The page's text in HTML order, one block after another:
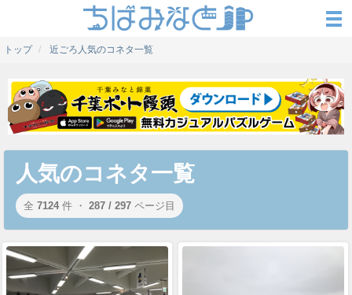
トップ 近ごろ人気のコネタ一覧
人気のコネタ一覧
全 7124 件 ・ 287 / 297 ページ目